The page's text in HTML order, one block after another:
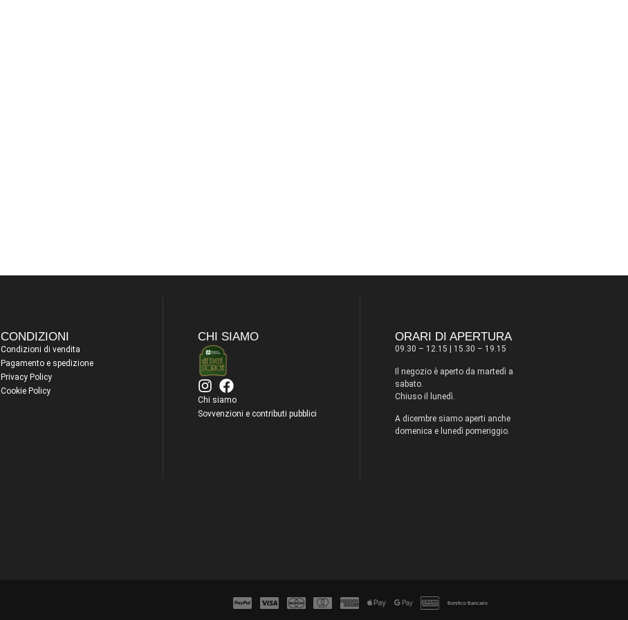
CONDIZIONI
Condizioni di vendita
Pagamento e spedizione
Privacy Policy
Cookie Policy
CHI SIAMO
Chi siamo
Sovvenzioni e contributi pubblici
ORARI DI APERTURA
09.30 – 12.15 | 15.30 – 19.15
Il negozio è aperto da martedì a
sabato.
Chiuso il lunedì.
A dicembre siamo aperti anche
domenica e lunedì pomeriggio.
Bonifico Bancario